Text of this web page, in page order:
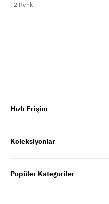
+2 Renk
Hızlı Erişim
Koleksiyonlar
Popüler Kategoriler